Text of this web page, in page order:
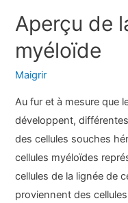
Aperçu de
myéloïde
Maigrir
Au fur et à mesure que
développent,
des cellules souches
cellules myéloïdes
cellules de la lignée de
proviennent des